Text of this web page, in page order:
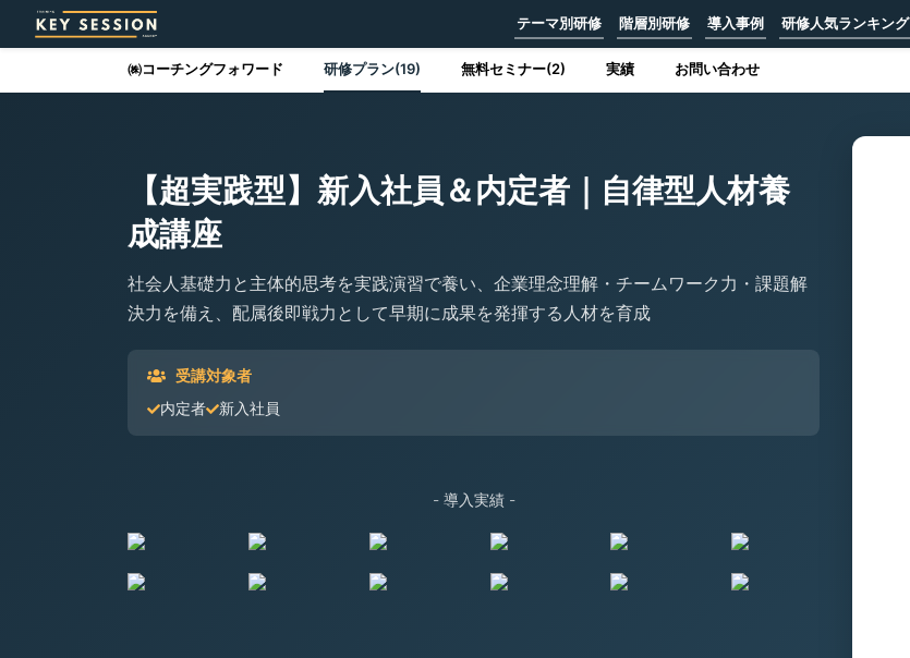
テーマ別研修 階層別研修 導入事例 研修人気ランキング
㈱コーチングフォワード 研修プラン(19) 無料セミナー(2) 実績 お問い合わせ
【超実践型】新入社員＆内定者｜自律型人材養
成講座
社会人基礎力と主体的思考を実践演習で養い、企業理念理解・チームワーク力・課題解
決力を備え、配属後即戦力として早期に成果を発揮する人材を育成
受講対象者
内定者 新入社員
- 導入実績 -